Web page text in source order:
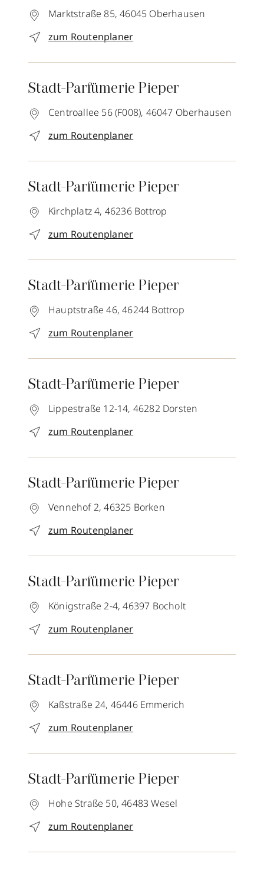
Marktstraße 85, 46045 Oberhausen
zum Routenplaner
Stadt-Parfümerie Pieper
Centroallee 56 (F008), 46047 Oberhausen
zum Routenplaner
Stadt-Parfümerie Pieper
Kirchplatz 4, 46236 Bottrop
zum Routenplaner
Stadt-Parfümerie Pieper
Hauptstraße 46, 46244 Bottrop
zum Routenplaner
Stadt-Parfümerie Pieper
Lippestraße 12-14, 46282 Dorsten
zum Routenplaner
Stadt-Parfümerie Pieper
Vennehof 2, 46325 Borken
zum Routenplaner
Stadt-Parfümerie Pieper
Königstraße 2-4, 46397 Bocholt
zum Routenplaner
Stadt-Parfümerie Pieper
Kaßstraße 24, 46446 Emmerich
zum Routenplaner
Stadt-Parfümerie Pieper
Hohe Straße 50, 46483 Wesel
zum Routenplaner